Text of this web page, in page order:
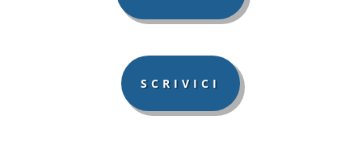
SCRIVICI